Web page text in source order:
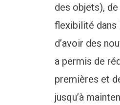
des objets),
flexibilité dans
d’avoir des
a permis de
premières et
jusqu’à